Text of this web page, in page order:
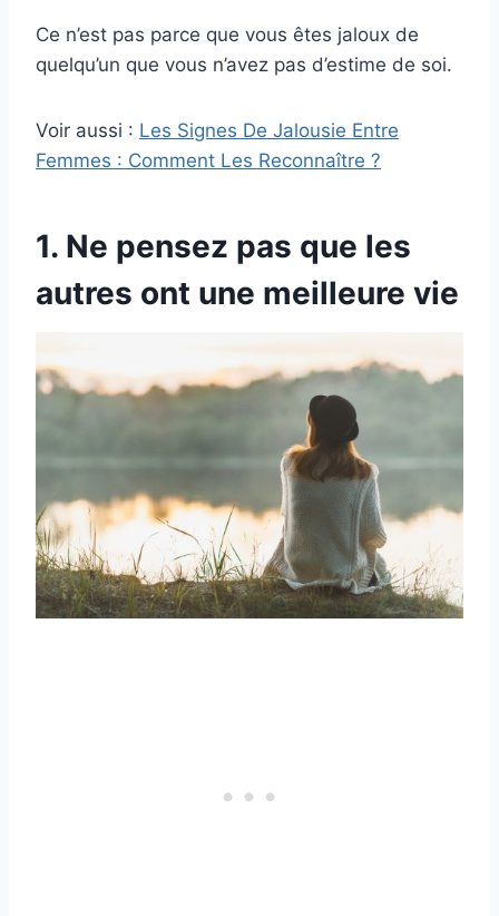
Ce n’est pas parce que vous êtes jaloux de
quelqu’un que vous n’avez pas d’estime de soi.
Voir aussi : Les Signes De Jalousie Entre
Femmes : Comment Les Reconnaître ?
1. Ne pensez pas que les
autres ont une meilleure vie